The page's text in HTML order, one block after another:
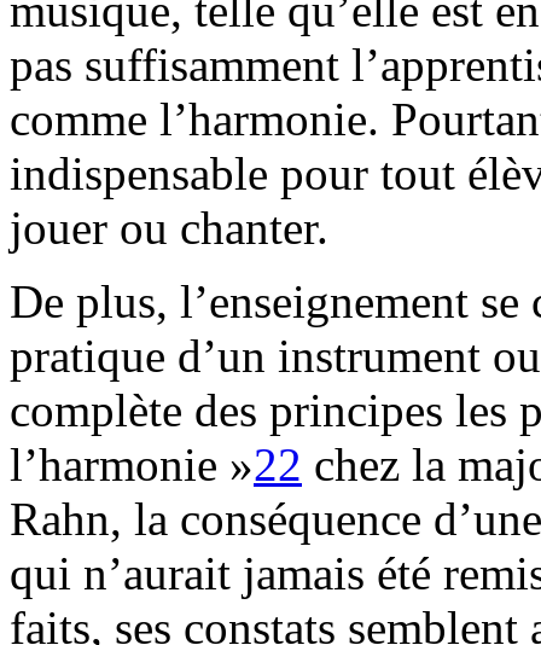
musique, telle qu’elle est
pas suffisamment
comme l’harmonie.
indispensable pour tout
jouer ou chanter.
De plus, l’enseignement
pratique d’un instrument
complète des principes les
l’harmonie »22 chez la
Rahn, la conséquence
qui n’aurait jamais été
faits, ses constats